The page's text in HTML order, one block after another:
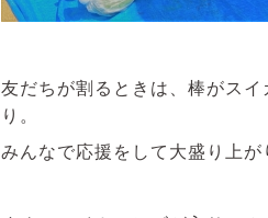
友だちが割るときは、棒がス
り。
みんなで応援をして大盛り上が